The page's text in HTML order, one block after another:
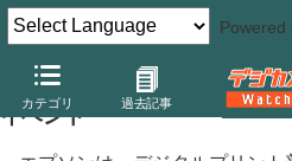
Powered
カテゴリ 過去記事
エプソン、中井精也氏による
イベント